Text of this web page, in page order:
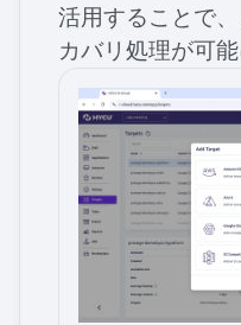
活用することで
カバリ処理が可能